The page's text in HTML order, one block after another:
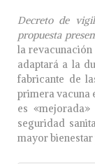
Decreto de
propuesta
la revacunación
adaptará a la
fabricante de
primera vacuna
es
seguridad
mayor